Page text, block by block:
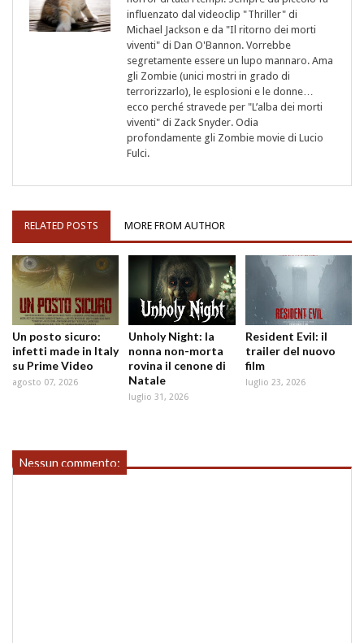
influenzato dal videoclip "Thriller" di
Michael Jackson e da "Il ritorno dei morti
viventi" di Dan O'Bannon. Vorrebbe
segretamente essere un lupo mannaro. Ama
gli Zombie (unici mostri in grado di
terrorizzarlo), le esplosioni e le donne…
ecco perché stravede per "L’alba dei morti
viventi" di Zack Snyder. Odia
profondamente gli Zombie movie di Lucio
Fulci.
RELATED POSTS MORE FROM AUTHOR
Un posto sicuro:
infetti made in Italy
su Prime Video
agosto 07, 2026
Unholy Night: la
nonna non-morta
rovina il cenone di
Natale
luglio 31, 2026
Resident Evil: il
trailer del nuovo
film
luglio 23, 2026
Nessun commento: